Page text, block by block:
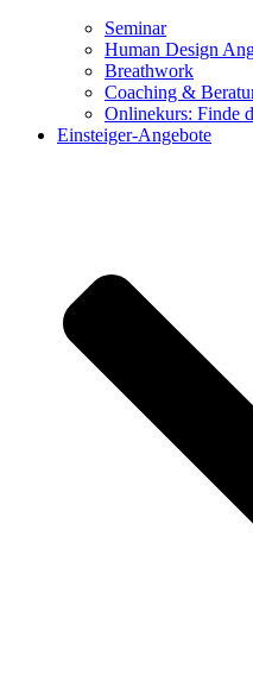
Seminar
Human Design
Breathwork
Coaching &
Onlinekurs: Finde
Einsteiger-Angebote